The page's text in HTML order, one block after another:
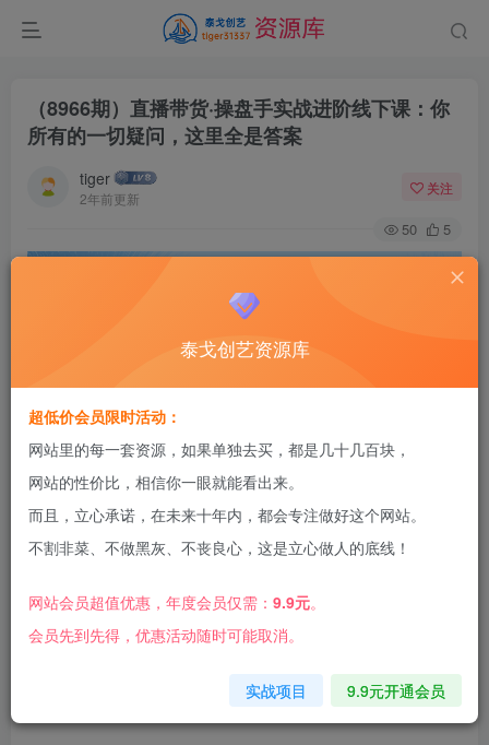
（8966期）直播带货·操盘手实战进阶线下课：你
所有的一切疑问，这里全是答案
tiger
2年前更新
关注
50 5
课程大纲
泰戈创艺资源库
超低价会员限时活动：
网站里的每一套资源，如果单独去买，都是几十几百块，
网站的性价比，相信你一眼就能看出来。
而且，立心承诺，在未来十年内，都会专注做好这个网站。
不割非菜、不做黑灰、不丧良心，这是立心做人的底线！
网站会员超值优惠，年度会员仅需： 9.9元。
会员先到先得，优惠活动随时可能取消。
实战项目 9.9元开通会员